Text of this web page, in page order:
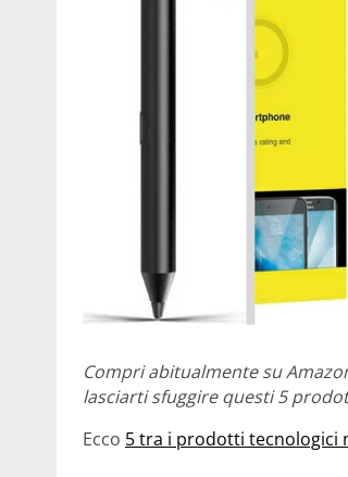
Compri abitualmente su
lasciarti sfuggire questi 5
Ecco 5 tra i prodotti tecnologici